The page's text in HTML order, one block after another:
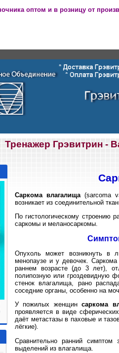
оптом и в розницу от
Тренажер Грэвитрин -
Саркома влагалища (sarcoma
возникает из соединительной
По гистологическому строению
саркомы и меланосаркомы.
Опухоль может возникнуть в
менопаузе и у девочек.
раннем возрасте (до 3 лет),
полипозную или гроздевидную
стенок влагалища, рано
соседние органы, особенно на
У пожилых женщинсаркома
проявляется в виде
даёт метастазы в паховые и
лёгкие).
Сравнительно ранний симптом
выделений из влагалища.